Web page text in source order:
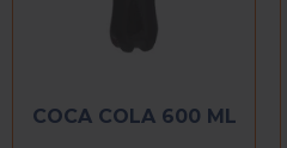
COCA COLA 600 ML